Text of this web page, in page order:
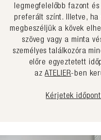
legmegfelelőbb fazont
preferált színt. Illetve, ha
megbeszéljük a kövek
szöveg vagy a minta
személyes találkozóra
előre egyeztetett
azATELIER-ben
Kérjetek